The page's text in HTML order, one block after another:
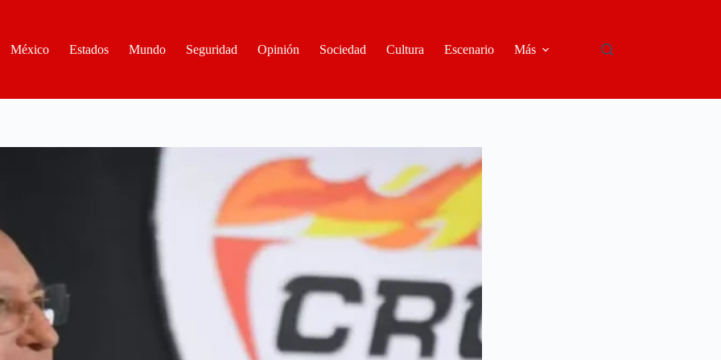
México
Estados Mundo Seguridad Opinión Sociedad Cultura Escenario Más